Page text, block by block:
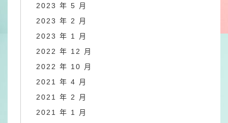
2023 年 5 月
2023 年 2 月
2023 年 1 月
2022 年 12 月
2022 年 10 月
2021 年 4 月
2021 年 2 月
2021 年 1 月